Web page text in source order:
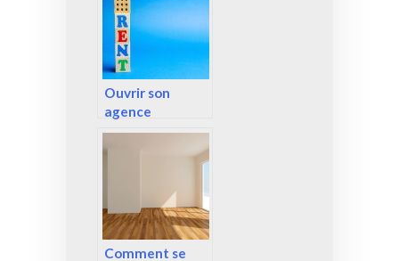
Ouvrir son
agence
immobilière.
Comment se